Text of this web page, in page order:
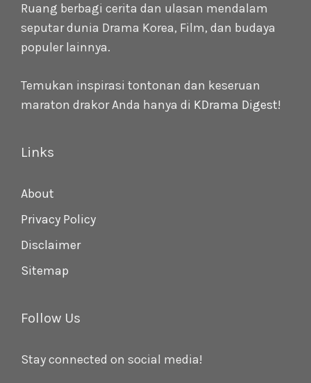
Ruang berbagi cerita dan ulasan mendalam
seputar dunia Drama Korea, Film, dan budaya
populer lainnya.
Temukan inspirasi tontonan dan keseruan
maraton drakor Anda hanya di KDrama Digest!
Links
About
Privacy Policy
Disclaimer
Sitemap
Follow Us
Stay connected on social media!